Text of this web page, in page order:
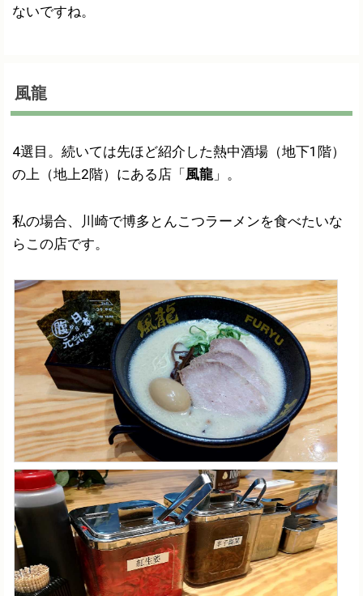
ないですね。
風龍
4選目。続いては先ほど紹介した熱中酒場（地下1階）
の上（地上2階）にある店「風龍 」。
私の場合、川崎で博多とんこつラーメンを食べたいな
らこの店です。